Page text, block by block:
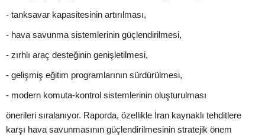
- tanksavar kapasitesinin artırılması,
- hava savunma sistemlerinin güçlendirilmesi,
- zırhlı araç desteğinin genişletilmesi,
- gelişmiş eğitim programlarının sürdürülmesi,
- modern komuta-kontrol sistemlerinin oluşturulması
önerileri sıralanıyor. Raporda, özellikle İran kaynaklı tehditlere
karşı hava savunmasının güçlendirilmesinin stratejik önem